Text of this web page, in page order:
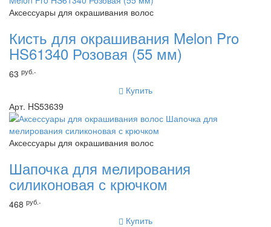
Аксессуары для окрашивания волос
Кисть для окрашивания Melon Pro
HS61340 Розовая (55 мм)
63 руб.-
Купить
Арт. HS53639
Аксессуары для окрашивания волос
Шапочка для мелирования
силиконовая с крючком
468 руб.-
Купить